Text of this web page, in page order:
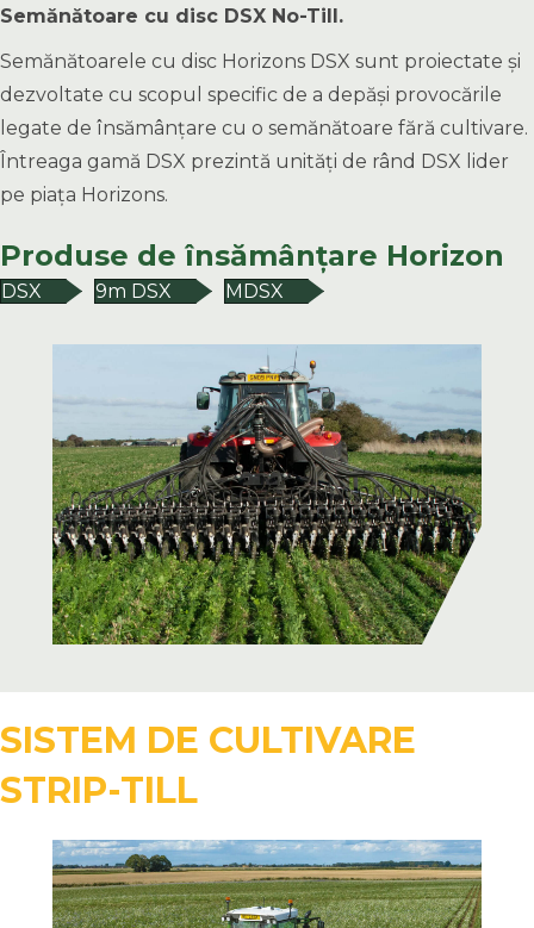
Semănătoare cu disc DSX No-Till.
Semănătoarele cu disc Horizons DSX sunt proiectate și
dezvoltate cu scopul specific de a depăși provocările
legate de însămânțare cu o semănătoare fără cultivare.
Întreaga gamă DSX prezintă unități de rând DSX lider
pe piața Horizons.
Produse de însămânțare Horizon
DSX 9m DSX MDSX
SISTEM DE CULTIVARE
STRIP-TILL